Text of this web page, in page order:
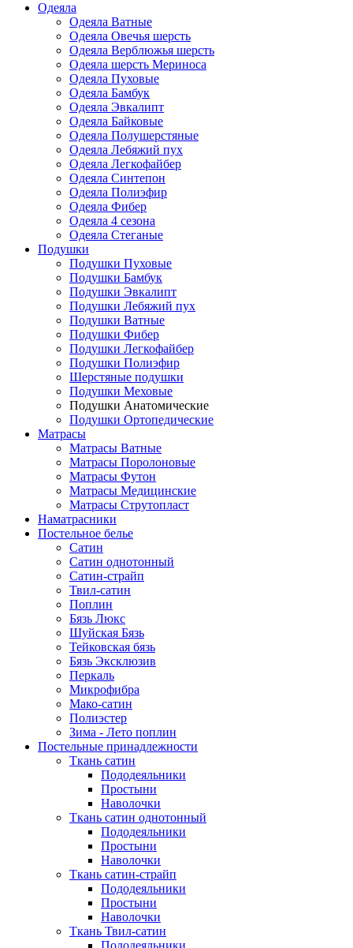
Одеяла
Одеяла Ватные
Одеяла Овечья шерсть
Одеяла Верблюжья шерсть
Одеяла шерсть Мериноса
Одеяла Пуховые
Одеяла Бамбук
Одеяла Эвкалипт
Одеяла Байковые
Одеяла Полушерстяные
Одеяла Лебяжий пух
Одеяла Легкофайбер
Одеяла Синтепон
Одеяла Полиэфир
Одеяла Фибер
Одеяла 4 сезона
Одеяла Стеганые
Подушки
Подушки Пуховые
Подушки Бамбук
Подушки Эвкалипт
Подушки Лебяжий пух
Подушки Ватные
Подушки Фибер
Подушки Легкофайбер
Подушки Полиэфир
Шерстяные подушки
Подушки Меховые
Подушки Анатомические
Подушки Ортопедические
Матрасы
Матрасы Ватные
Матрасы Поролоновые
Матрасы Футон
Матрасы Медицинские
Матрасы Струтопласт
Наматрасники
Постельное белье
Сатин
Сатин однотонный
Сатин-страйп
Твил-сатин
Поплин
Бязь Люкс
Шуйская Бязь
Тейковская бязь
Бязь Эксклюзив
Перкаль
Микрофибра
Мако-сатин
Полиэстер
Зима - Лето поплин
Постельные принадлежности
Ткань сатин
Пододеяльники
Простыни
Наволочки
Ткань сатин однотонный
Пододеяльники
Простыни
Наволочки
Ткань сатин-страйп
Пододеяльники
Простыни
Наволочки
Ткань Твил-сатин
Пододеяльники